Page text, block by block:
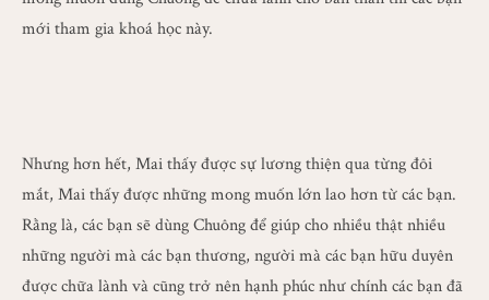
mới tham gia khoá học này.
Nhưng hơn hết, Mai thấy được sự lương thiện qua từng đôi
mắt, Mai thấy được những mong muốn lớn lao hơn từ các bạn.
Rằng là, các bạn sẽ dùng Chuông để giúp cho nhiều thật nhiều
những người mà các bạn thương, người mà các bạn hữu duyên
được chữa lành và cũng trở nên hạnh phúc như chính các bạn đã